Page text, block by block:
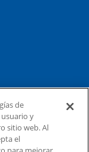
de
y
sitio web. Al
el